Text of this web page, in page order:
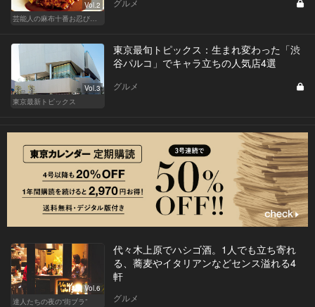
Vol.2
芸能人の麻布十番お忍び店リスト
Vol.3
東京最新トピックス
東京最旬トピックス：生まれ変わった「渋
谷パルコ」でキャラ立ちの人気店4選
グルメ
Vol.6
達人たちの夜の“街ブラ”
代々木上原でハシゴ酒。1人でも立ち寄れ
る、蕎麦やイタリアンなどセンス溢れる4
軒
グルメ